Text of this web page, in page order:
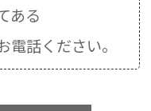
ある
電話ください。